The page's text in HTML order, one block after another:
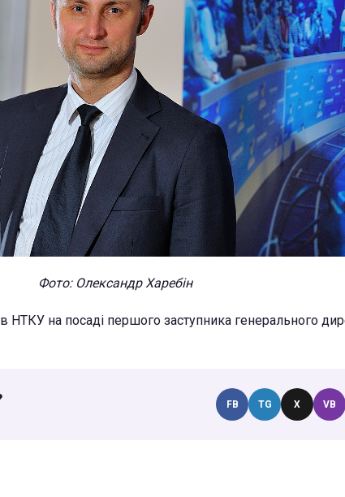
Фото: Олександр Харебін
НТКУ на посаді першого заступника генерального
FB TG X VB